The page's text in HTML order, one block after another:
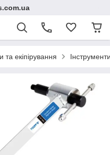
та екіпірування